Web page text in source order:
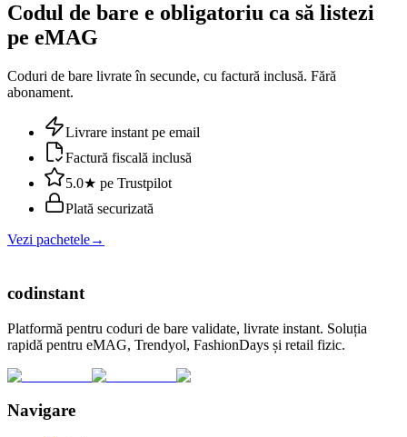
Codul de bare e obligatoriu ca să listezi
pe eMAG
Coduri de bare livrate în secunde, cu factură inclusă. Fără
abonament.
Livrare instant pe email
Factură fiscală inclusă
5.0★ pe Trustpilot
Plată securizată
Vezi pachetele→
codinstant
Platformă pentru coduri de bare validate, livrate instant. Soluția
rapidă pentru eMAG, Trendyol, FashionDays și retail fizic.
Navigare